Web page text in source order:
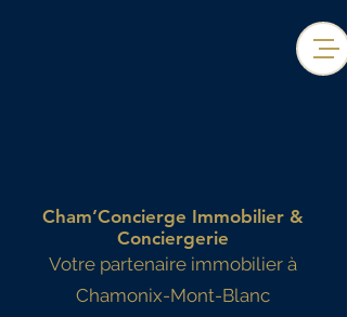
Cham’Concierge Immobilier &
Conciergerie
Votre partenaire immobilier à
Chamonix-Mont-Blanc